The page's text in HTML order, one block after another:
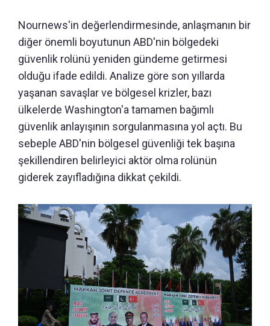
Nournews'in değerlendirmesinde, anlaşmanın bir
diğer önemli boyutunun ABD'nin bölgedeki
güvenlik rolünü yeniden gündeme getirmesi
olduğu ifade edildi. Analize göre son yıllarda
yaşanan savaşlar ve bölgesel krizler, bazı
ülkelerde Washington'a tamamen bağımlı
güvenlik anlayışının sorgulanmasına yol açtı. Bu
sebeple ABD'nin bölgesel güvenliği tek başına
şekillendiren belirleyici aktör olma rolünün
giderek zayıfladığına dikkat çekildi.